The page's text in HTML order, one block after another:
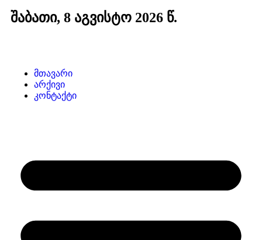
შაბათი, 8 აგვისტო 2026 წ.
მთავარი
არქივი
კონტაქტი